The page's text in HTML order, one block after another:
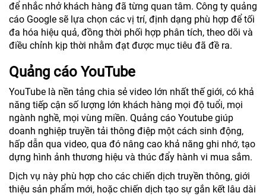
để nhắc nhở khách hàng đã từng quan tâm. Công ty quảng
cáo Google sẽ lựa chọn các vị trí, định dạng phù hợp để tối
đa hóa hiệu quả, đồng thời phối hợp phân tích, theo dõi và
điều chỉnh kịp thời nhằm đạt được mục tiêu đã đề ra.
Quảng cáo YouTube
YouTube là nền tảng chia sẻ video lớn nhất thế giới, có khả
năng tiếp cận số lượng lớn khách hàng mọi độ tuổi, mọi
ngành nghề, mọi vùng miền. Quảng cáo Youtube giúp
doanh nghiệp truyền tải thông điệp một cách sinh động,
hấp dẫn qua video, qua đó nâng cao khả năng ghi nhớ, tạo
dựng hình ảnh thương hiệu và thúc đẩy hành vi mua sắm.
Dịch vụ này phù hợp cho các chiến dịch truyền thông, giới
thiệu sản phẩm mới, hoặc chiến dịch tạo sự gắn kết lâu dài